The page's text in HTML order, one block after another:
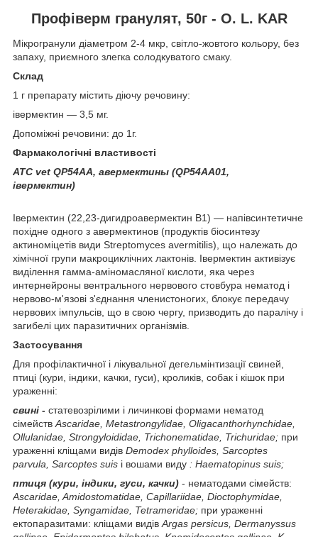
Профіверм гранулят, 50г - O. L. KAR
Мікрогранули діаметром 2-4 мкр, світло-жовтого кольору, без
запаху, приємного злегка солодкуватого смаку.
Склад
1 г препарату містить діючу речовину:
івермектин ― 3,5 мг.
Допоміжні речовини: до 1г.
Фармакологічні властивості
АТС vet QP54AA, авермектины (QP54AA01,
івермектин)
Івермектин (22,23-дигидроавермектин В1) ― напівсинтетичне
похідне одного з авермектинов (продуктів біосинтезу
актиноміцетів види Streptomyces avermitilis), що належать до
хімічної групи макроциклічних лактонів. Івермектин активізує
виділення гамма-аміномасляної кислоти, яка через
интернейроны вентрального нервового стовбура нематод і
нервово-м'язові з'єднання членистоногих, блокує передачу
нервових імпульсів, що в свою чергу, призводить до паралічу і
загибелі цих паразитичних організмів.
Застосування
Для профілактичної і лікувальної дегельмінтизації свиней,
птиці (кури, індики, качки, гуси), кроликів, собак і кішок при
ураженні:
свині - статевозрілими і личинкові формами нематод
сімействAscaridae, Metastrongylidae, Oligacanthorhynchidae,
Ollulanidae, Strongyloididae, Trichonematidae, Trichuridae; при
ураженні кліщами видів Demodex phylloides, Sarcoptes
parvula, Sarcoptes suis і вошами виду : Haematopinus suis;
птиця (кури, індики, гуси, качки) - нематодами сімейств:
Ascaridae,Amidostomatidae, Capillariidae, Dioctophymidae,
Heterakidae, Syngamidae, Tetrameridae; при ураженні
ектопаразитами: кліщами видівArgas persicus, Dermanyssus